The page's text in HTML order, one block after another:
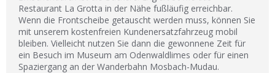
Restaurant La Grotta in der Nähe fußläufig erreichbar.
Wenn die Frontscheibe getauscht werden muss, können Sie
mit unserem kostenfreien Kundenersatzfahrzeug mobil
bleiben. Vielleicht nutzen Sie dann die gewonnene Zeit für
ein Besuch im Museum am Odenwaldlimes oder für einen
Spaziergang an der Wanderbahn Mosbach-Mudau.